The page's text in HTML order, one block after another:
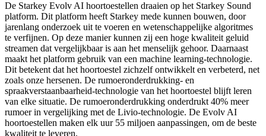
De Starkey Evolv AI hoortoestellen draaien op het Starkey Sound
platform. Dit platform heeft Starkey mede kunnen bouwen, door
jarenlang onderzoek uit te voeren en wetenschappelijke algoritmes
te verfijnen. Op deze manier kunnen zij een hoge kwaliteit geluid
streamen dat vergelijkbaar is aan het menselijk gehoor. Daarnaast
maakt het platform gebruik van een machine learning-technologie.
Dit betekent dat het hoortoestel zichzelf ontwikkelt en verbeterd, net
zoals onze hersenen. De rumoeronderdrukking- en
spraakverstaanbaarheid-technologie van het hoortoestel blijft leren
van elke situatie. De rumoeronderdrukking onderdrukt 40% meer
rumoer in vergelijking met de Livio-technologie. De Evolv AI
hoortoestellen maken elk uur 55 miljoen aanpassingen, om de beste
kwaliteit te leveren.